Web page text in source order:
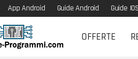
App Android Guide Android Guide IOS
OFFERTE